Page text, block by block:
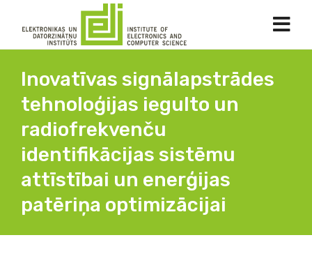
Inovatīvas signālapstrādes
tehnoloģijas iegulto un
radiofrekvenču
identifikācijas sistēmu
attīstībai un enerģijas
patēriņa optimizācijai